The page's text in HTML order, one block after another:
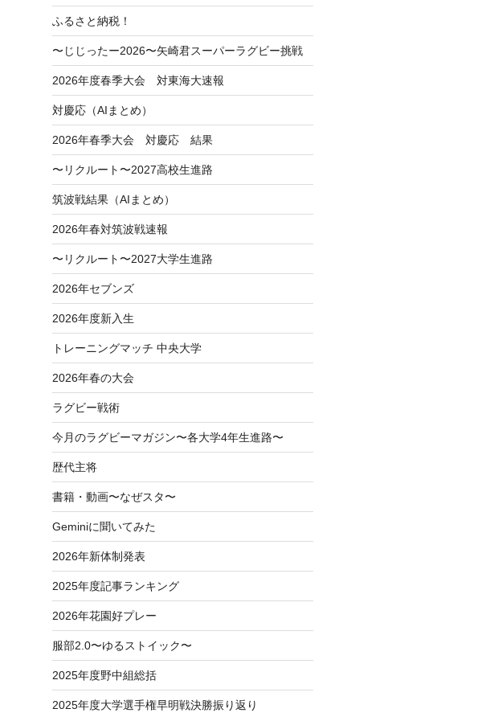
ふるさと納税！
〜じじったー2026〜矢崎君スーパーラグビー挑戦
2026年度春季大会 対東海大速報
対慶応（AIまとめ）
2026年春季大会 対慶応 結果
〜リクルート〜2027高校生進路
筑波戦結果（AIまとめ）
2026年春対筑波戦速報
〜リクルート〜2027大学生進路
2026年セブンズ
2026年度新入生
トレーニングマッチ 中央大学
2026年春の大会
ラグビー戦術
今月のラグビーマガジン〜各大学4年生進路〜
歴代主将
書籍・動画〜なぜスタ〜
Geminiに聞いてみた
2026年新体制発表
2025年度記事ランキング
2026年花園好プレー
服部2.0〜ゆるストイック〜
2025年度野中組総括
2025年度大学選手権早明戦決勝振り返り